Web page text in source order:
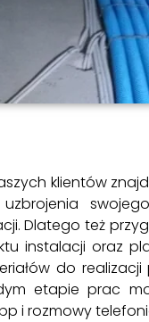
klientów
Dlatego też
instalacji oraz
do realizacji
etapie prac
i rozmowy